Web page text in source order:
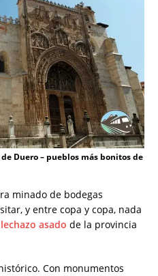
Duero – pueblos más bonitos de
minado de bodegas
y entre copa y copa, nada
asado de la provincia
Con monumentos